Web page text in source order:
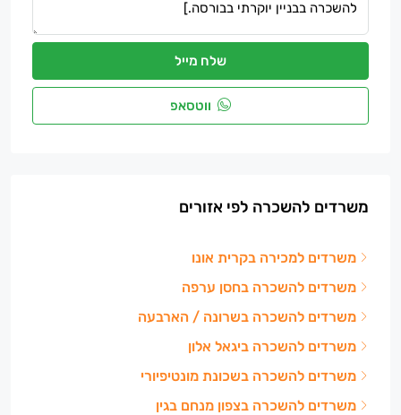
שלח מייל
ווטסאפ
משרדים להשכרה לפי אזורים
משרדים למכירה בקרית אונו
משרדים להשכרה בחסן ערפה
משרדים להשכרה בשרונה / הארבעה
משרדים להשכרה ביגאל אלון
משרדים להשכרה בשכונת מונטיפיורי
משרדים להשכרה בצפון מנחם בגין